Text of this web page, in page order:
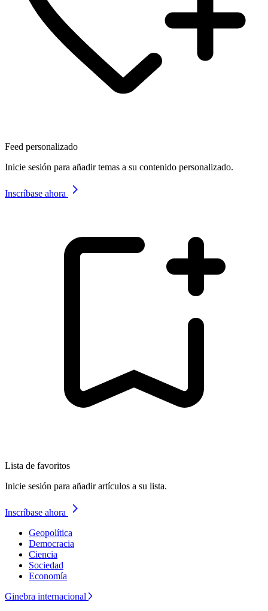
Feed personalizado
Inicie sesión para añadir temas a su contenido personalizado.
Inscríbase ahora
Lista de favoritos
Inicie sesión para añadir artículos a su lista.
Inscríbase ahora
Geopolítica
Democracia
Ciencia
Sociedad
Economía
Ginebra internacional